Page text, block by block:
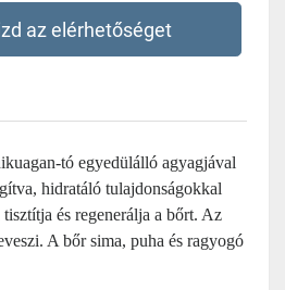
az elérhetőséget
tó egyedülálló agyagjával
hidratáló tulajdonságokkal
és regenerálja a bőrt. Az
A bőr sima, puha és ragyogó